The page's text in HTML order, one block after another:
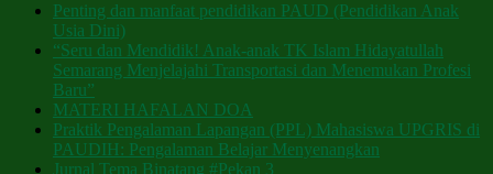
Penting dan manfaat pendidikan PAUD (Pendidikan Anak
Usia Dini)
“Seru dan Mendidik! Anak-anak TK Islam Hidayatullah
Semarang Menjelajahi Transportasi dan Menemukan Profesi
Baru”
MATERI HAFALAN DOA
Praktik Pengalaman Lapangan (PPL) Mahasiswa UPGRIS di
PAUDIH: Pengalaman Belajar Menyenangkan
Jurnal Tema Binatang #Pekan 3